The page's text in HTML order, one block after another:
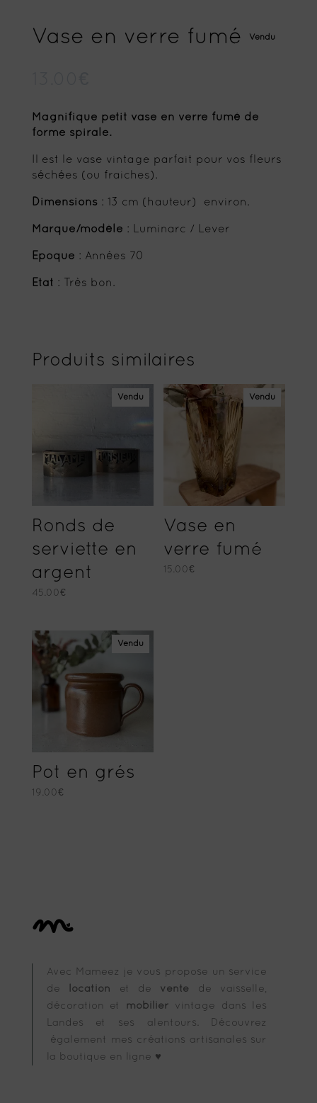
Vase en verre fumé Vendu
Magnifique petit vase en verre fumé de
forme spirale.
Il est le vase vintage parfait pour vos fleurs
séchées (ou fraiches).
Dimensions: 13 cm (hauteur) environ.
Marque/modèle : Luminarc / Lever
Epoque : Années 70
Etat : Très bon.
Produits similaires
Vendu
Ronds de
serviette en
argent
45.00€
Vendu
Vase en
verre fumé
15.00€
Vendu
Pot en grés
19.00€
Avec Mameez je vous propose un service
de
location et de vente
de vaisselle,
décoration et mobilier vintage dans les
Landes et ses alentours. Découvrez
également mes créations artisanales sur
la boutique en ligne ♥